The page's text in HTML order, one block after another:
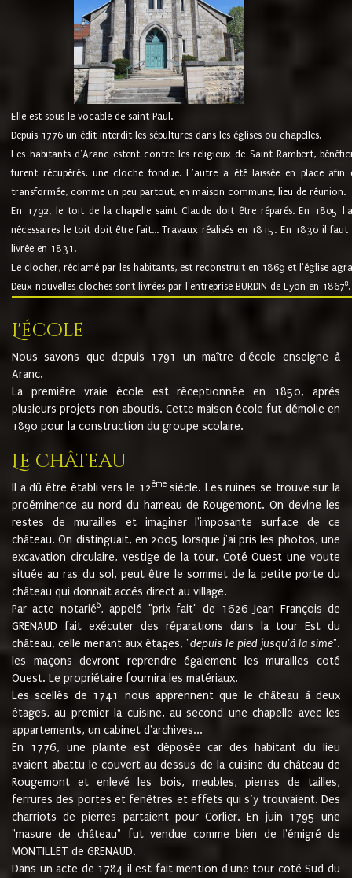
Elle est sous le vocable de saint Paul.
Depuis 1776 un édit interdit les sépultures dans les églises ou chapelles.
Les habitants d'Aranc estent contre les religieux de Saint Rambert,
furent récupérés, une cloche fondue. L'autre a été laissée en place
transformée, comme un peu partout, en maison commune, lieu de réunion.
En 1792, le toit de la chapelle saint Claude doit être réparés. En 1805
nécessaires le toit doit être fait... Travaux réalisés en 1815. En 1830 il
livrée en 1831.
Le clocher, réclamé par les habitants, est reconstruit en 1869 et l'église
Deux nouvelles cloches sont livrées par l'entreprise BURDIN de Lyon en 18678.
L'école
Nous savons que depuis 1791 un maître d'école enseigne à
Aranc.
La première vraie école est réceptionnée en 1850, après
plusieurs projets non aboutis. Cette maison école fut démolie en
1890 pour la construction du groupe scolaire.
Le château
Il a dû être établi vers le 12èmesiècle. Les ruines se trouve sur la
proéminence au nord du hameau de Rougemont. On devine les
restes de murailles et imaginer l'imposante surface de ce
château. On distinguait, en 2005 lorsque j'ai pris les photos, une
excavation circulaire, vestige de la tour. Coté Ouest une voute
située au ras du sol, peut être le sommet de la petite porte du
château qui donnait accès direct au village.
Par acte notarié6, appelé "prix fait" de 1626 Jean François de
GRENAUD fait exécuter des réparations dans la tour Est du
château, celle menant aux étages, "depuis le pied jusqu'à la sime".
les maçons devront reprendre également les murailles coté
Ouest. Le propriétaire fournira les matériaux.
Les scellés de 1741 nous apprennent que le château à deux
étages, au premier la cuisine, au second une chapelle avec les
appartements, un cabinet d'archives...
En 1776, une plainte est déposée car des habitant du lieu
avaient abattu le couvert au dessus de la cuisine du château de
Rougemont et enlevé les bois, meubles, pierres de tailles,
ferrures des portes et fenêtres et effets qui s’y trouvaient. Des
charriots de pierres partaient pour Corlier. En juin 1795 une
"masure de château" fut vendue comme bien de l'émigré de
MONTILLET de GRENAUD.
Dans un acte de 1784 il est fait mention d'une tour coté Sud du